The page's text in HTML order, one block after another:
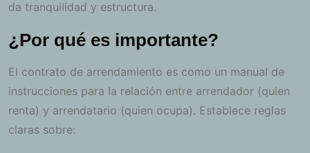
da tranquilidad y estructura.
¿Por qué es importante?
El contrato de arrendamiento es como un manual de
instrucciones para la relación entre arrendador (quien
renta) y arrendatario (quien ocupa). Establece reglas
claras sobre: